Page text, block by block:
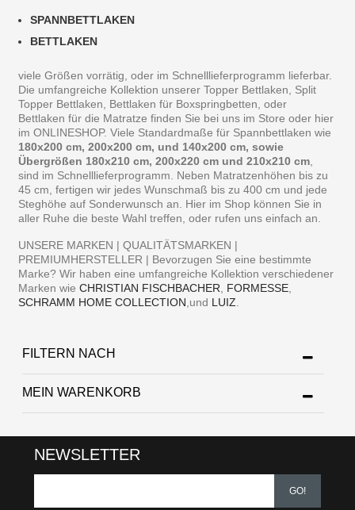
SPANNBETTLAKEN
BETTLAKEN
viele Größen vorrätig, oder im Schnelllieferprogramm lieferbar.
Die umfangreiche Kollektion unserer Topper Bettlaken, Split
Topper Bettlaken, Bettlaken für Boxspringbetten, oder
Bettlaken für die Matratze finden Sie bei uns im Store oder hier
im ONLINESHOP. Viele Standardmaße für Spannbettlaken wie
180x200 cm, 200x200 cm, und 140x200 cm, sowie
Übergrößen 180x210 cm, 200x220 cm und 210x210 cm
sind im Schnelllieferprogramm. Neben Matratzenhöhen bis zu
45 cm, fertigen wir jedes Wunschmaß bis zu 400 cm und jede
Steghöhe auf Sonderwunsch an. Hier im Shop können Sie in
aller Ruhe die beste Wahl treffen, oder rufen uns einfach an.
UNSERE MARKEN | QUALITÄTSMARKEN |
PREMIUMHERSTELLER | Bevorzugen Sie eine bestimmte
Marke? Wir haben eine umfangreiche Kollektion verschiedener
Marken wieCHRISTIAN FISCHBACHER FORMESSE
SCHRAMM HOME COLLECTION ,und LUIZ
FILTERN NACH
MEIN WARENKORB
NEWSLETTER
GO!